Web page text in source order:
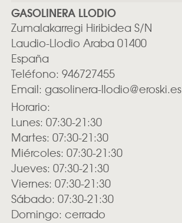
GASOLINERA LLODIO
Zumalakarregi Hiribidea S/N
Laudio-Llodio Araba 01400
España
Teléfono: 946727455
Email: gasolinera-llodio@eroski.es
Horario:
Lunes: 07:30-21:30
Martes: 07:30-21:30
Miércoles: 07:30-21:30
Jueves: 07:30-21:30
Viernes: 07:30-21:30
Sábado: 07:30-21:30
Domingo: cerrado